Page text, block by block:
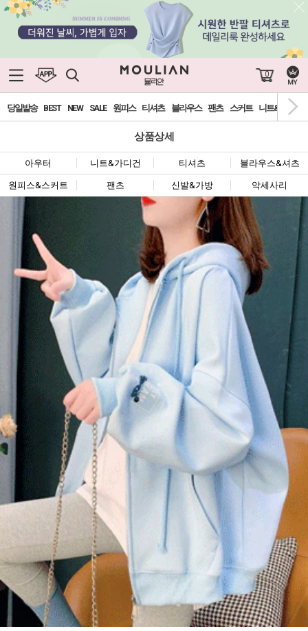
0
당일발송 BEST NEW SALE 원피스 티셔츠 블라우스 팬츠 스커트 니트&가디건
상품상세
아우터 니트&가디건 티셔츠 블라우스&셔츠
원피스&스커트 팬츠 신발&가방 악세사리